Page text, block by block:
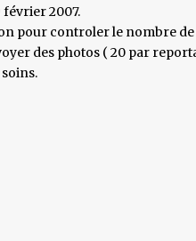
février 2007.
pour controler le nombre
des photos ( 20 par